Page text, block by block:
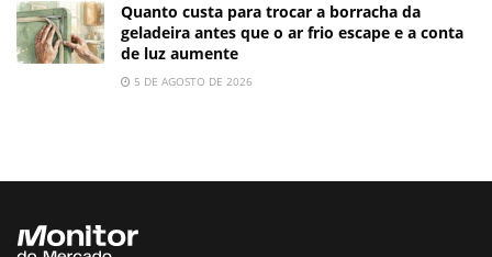
Quanto custa para trocar a borracha da
geladeira antes que o ar frio escape e a conta
de luz aumente
5 DE AGOSTO DE 2026